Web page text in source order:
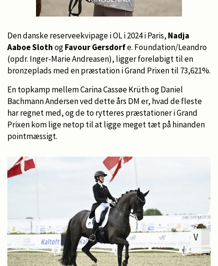
Den danske reserveekvipage i OL i 2024 i Paris, Nadja
Aaboe SlothogFavour Gersdorfe. Foundation/Leandro
(opdr. Inger-Marie Andreasen), ligger foreløbigt til en
bronzeplads med en præstation i Grand Prixen til 73,621%.
En topkamp mellem Carina Cassøe Krüth og Daniel
Bachmann Andersen ved dette års DM er, hvad de fleste
har regnet med, og de to rytteres præstationer i Grand
Prixen kom lige netop til at ligge meget tæt på hinanden
pointmæssigt.